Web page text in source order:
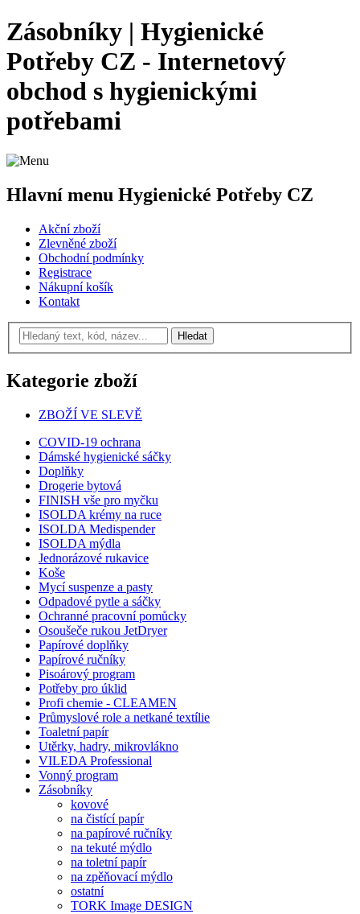
Zásobníky | Hygienické
Potřeby CZ - Internetový
obchod s hygienickými
potřebami
Hlavní menu Hygienické Potřeby CZ
Akční zboží
Zlevněné zboží
Obchodní podmínky
Registrace
Nákupní košík
Kontakt
Kategorie zboží
ZBOŽÍ VE SLEVĚ
COVID-19 ochrana
Dámské hygienické sáčky
Doplňky
Drogerie bytová
FINISH vše pro myčku
ISOLDA krémy na ruce
ISOLDA Medispender
ISOLDA mýdla
Jednorázové rukavice
Koše
Mycí suspenze a pasty
Odpadové pytle a sáčky
Ochranné pracovní pomůcky
Osoušeče rukou JetDryer
Papírové doplňky
Papírové ručníky
Pisoárový program
Potřeby pro úklid
Profi chemie - CLEAMEN
Průmyslové role a netkané textílie
Toaletní papír
Utěrky, hadry, mikrovlákno
VILEDA Professional
Vonný program
Zásobníky
kovové
na čistící papír
na papírové ručníky
na tekuté mýdlo
na toletní papír
na zpěňovací mýdlo
ostatní
TORK Image DESIGN